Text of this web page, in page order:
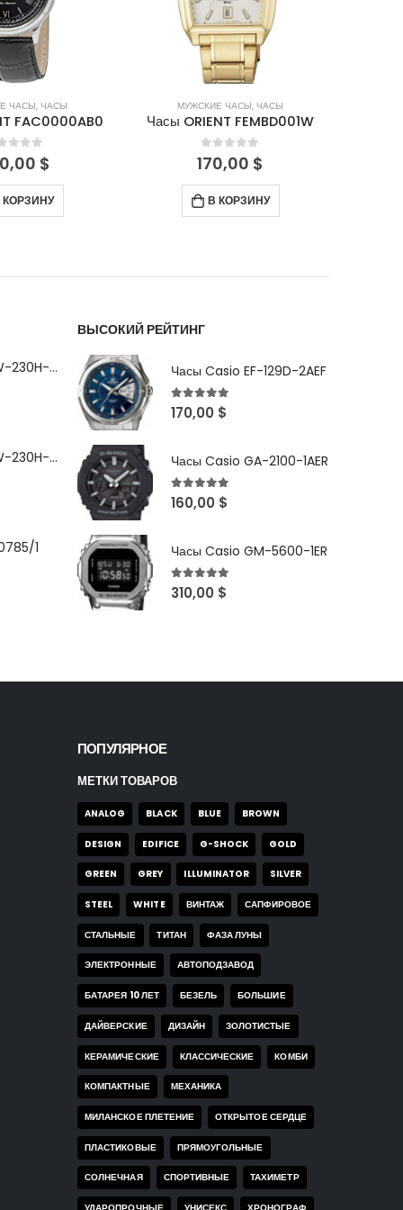
ЧАСЫ, ЧАСЫ
FAC0000AB0
of 5
$
МУЖСКИЕ ЧАСЫ, ЧАСЫ
Часы ORIENT FEMBD001W
0out of 5
170,00 $
В КОРЗИНУ
Часы Casio MRW-230H-1E1VDF
Часы Casio MRW-230H-1E3VDF
1
ВЫСОКИЙ РЕЙТИНГ
Часы Casio EF-129D-2AEF
5out of 5
170,00 $
Часы Casio GA-2100-1AER
5out of 5
160,00 $
Часы Casio GM-5600-1ER
5out of 5
310,00 $
ПОПУЛЯРНОЕ
МЕТКИ ТОВАРОВ
ANALOG BLACK BLUE BROWN
DESIGN EDIFICE G-SHOCK GOLD
GREEN GREY ILLUMINATOR SILVER
STEEL WHITE ВИНТАЖ САПФИРОВОЕ
СТАЛЬНЫЕ ТИТАН ФАЗА ЛУНЫ
ЭЛЕКТРОННЫЕ АВТОПОДЗАВОД
БАТАРЕЯ 10 ЛЕТ БЕЗЕЛЬ БОЛЬШИЕ
ДАЙВЕРСКИЕ ДИЗАЙН ЗОЛОТИСТЫЕ
КЕРАМИЧЕСКИЕ КЛАССИЧЕСКИЕ КОМБИ
КОМПАКТНЫЕ МЕХАНИКА
МИЛАНСКОЕ ПЛЕТЕНИЕ ОТКРЫТОЕ СЕРДЦЕ
ПЛАСТИКОВЫЕ ПРЯМОУГОЛЬНЫЕ
СОЛНЕЧНАЯ СПОРТИВНЫЕ ТАХИМЕТР